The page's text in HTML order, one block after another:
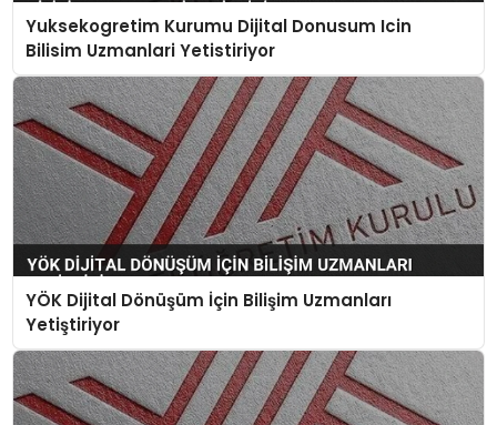
Yuksekogretim Kurumu Dijital Donusum Icin
Bilisim Uzmanlari Yetistiriyor
YÖK Dijital Dönüşüm İçin Bilişim Uzmanları
Yetiştiriyor